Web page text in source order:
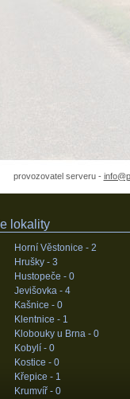
provozovatel serveru -
lokality
Horní Věstonice - 2
Hrušky - 3
Hustopeče - 0
Jevišovka - 4
Kašnice - 0
Klentnice - 1
Klobouky u Brna - 0
Kobylí - 0
Kostice - 0
Křepice - 1
Krumvíř - 0